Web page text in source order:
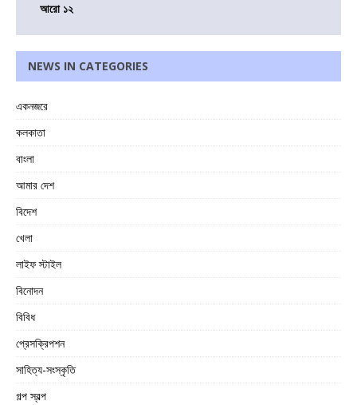
আরো ১২
NEWS IN CATEGORIES
একনজরে
কলকাতা
বাংলা
আমার দেশ
বিদেশ
খেলা
লাইফ স্টাইল
বিনোদন
বিবিধ
প্রেসক্রিপশন
সাহিত্য-সংস্কৃতি
গল্প স্বল্প